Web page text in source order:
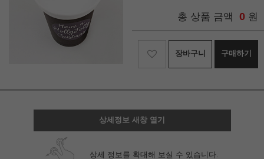
총 상품 금액 0 원
장바구니 구매하기
상세정보 새창 열기
상세 정보를 확대해 보실 수 있습니다.